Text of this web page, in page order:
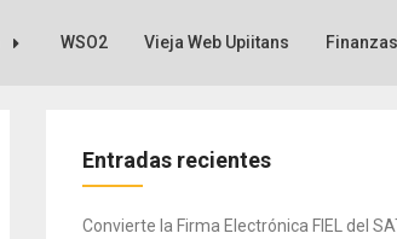
WSO2 Vieja Web Upiitans
Entradas recientes
Convierte la Firma Electrónica FIEL del